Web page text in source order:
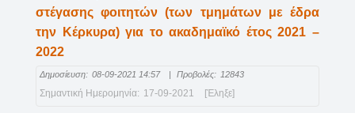
στέγασης φοιτητών (των τμημάτων με έδρα
την Κέρκυρα) για το ακαδημαϊκό έτος 2021 –
2022
Δημοσίευση: 08-09-2021 14:57 | Προβολές: 12843
Σημαντική Ημερομηνία: 17-09-2021 [Έληξε]